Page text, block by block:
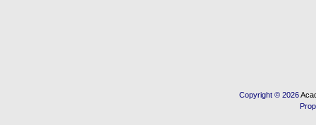
Copyright © 2026